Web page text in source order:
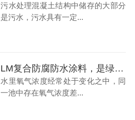
污水处理混凝土结构中储存的大部分
是污水，污水具有一定...
LM复合防腐防水涂料，是绿色水性防腐涂料
水里氧气浓度经常处于变化之中，同
一池中存在氧气浓度差...